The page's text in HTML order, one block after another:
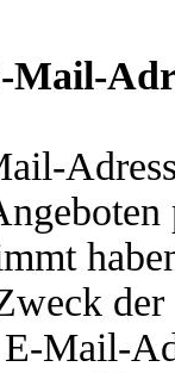
Mail-